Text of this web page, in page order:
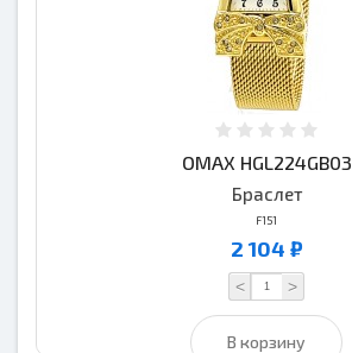
OMAX HGL224GB03
Браслет
F151
2 104 ₽
< >
В корзину